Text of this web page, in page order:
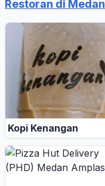
Restoran di
Kopi Kenangan